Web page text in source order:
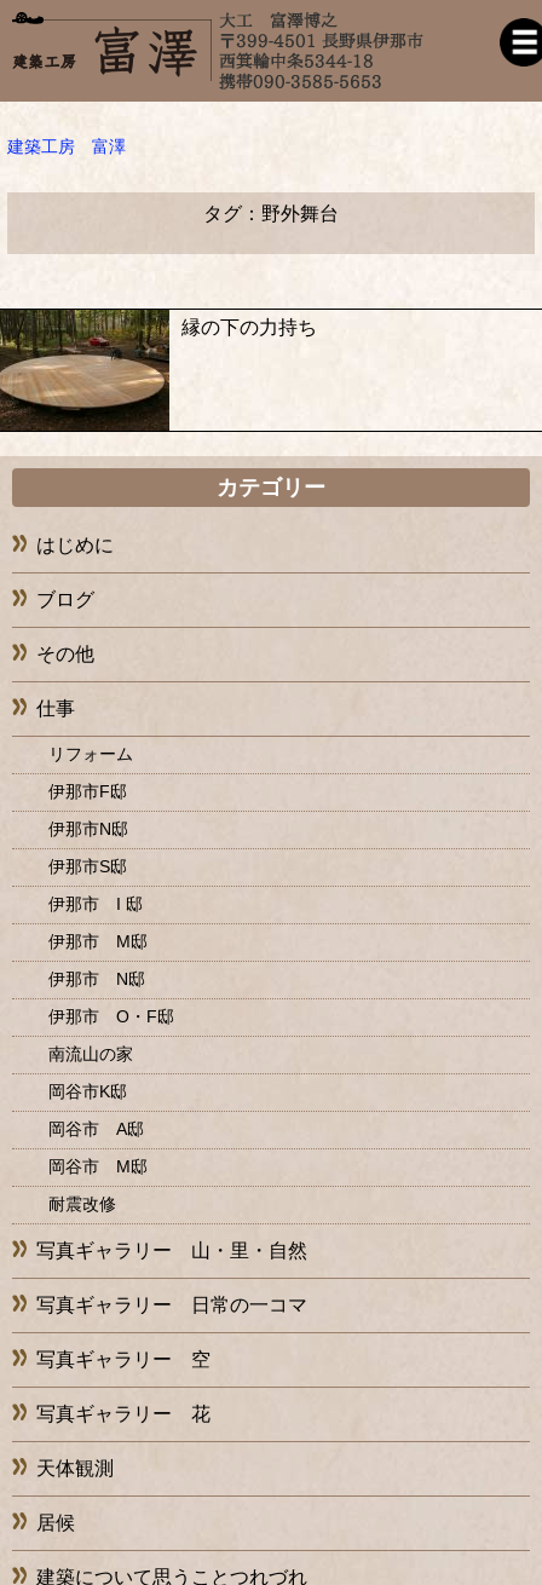
建築工房 富澤
タグ：野外舞台
縁の下の力持ち
カテゴリー
はじめに
ブログ
その他
仕事
リフォーム
伊那市F邸
伊那市N邸
伊那市S邸
伊那市 I 邸
伊那市 M邸
伊那市 N邸
伊那市 O・F邸
南流山の家
岡谷市K邸
岡谷市 A邸
岡谷市 M邸
耐震改修
写真ギャラリー 山・里・自然
写真ギャラリー 日常の一コマ
写真ギャラリー 空
写真ギャラリー 花
天体観測
居候
建築について思うことつれづれ